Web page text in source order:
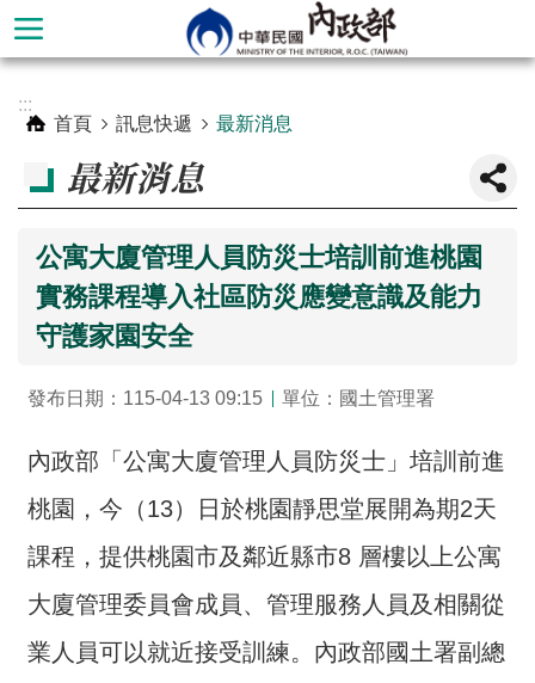
跳到主要內容區塊
階
本
部
介
主
題
政
:::
首頁
訊息快遞 最新消息
最新消息
公寓大廈管理人員防災士培訓前進桃園
實務課程導入社區防災應變意識及能力
守護家園安全
發布日期：115-04-13 09:15 單位：國土管理署
內政部「公寓大廈管理人員防災士」培訓前進
桃園，今（13）日於桃園靜思堂展開為期2天
課程，提供桃園市及鄰近縣市8 層樓以上公寓
大廈管理委員會成員、管理服務人員及相關從
業人員可以就近接受訓練。內政部國土署副總